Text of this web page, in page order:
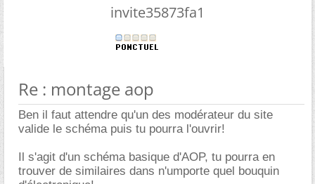
invite35873fa1
Re : montage aop
Ben il faut attendre qu'un des modérateur du site
valide le schéma puis tu pourra l'ouvrir!
Il s'agit d'un schéma basique d'AOP, tu pourra en
trouver de similaires dans n'umporte quel bouquin